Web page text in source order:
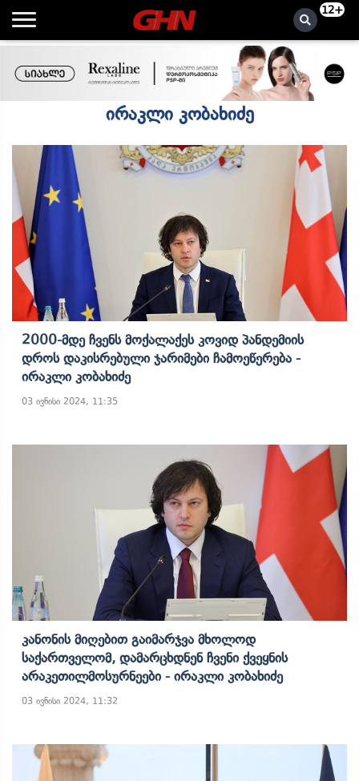
12+
ირაკლი კობახიძე
2000-Მდე Ჩვენს Მოქალაქეს Კოვიდ Პანდემიის
Დროს Დაკისრებული Ჯარიმები Ჩამოეწერება -
Ირაკლი Კობახიძე
03 ივნისი 2024, 11:35
Კანონის Მიღებით Გაიმარჯვა Მხოლოდ
Საქართველომ, Დამარცხდნენ Ჩვენი Ქვეყნის
Არაკეთილმოსურნეები - Ირაკლი Კობახიძე
03 ივნისი 2024, 11:32